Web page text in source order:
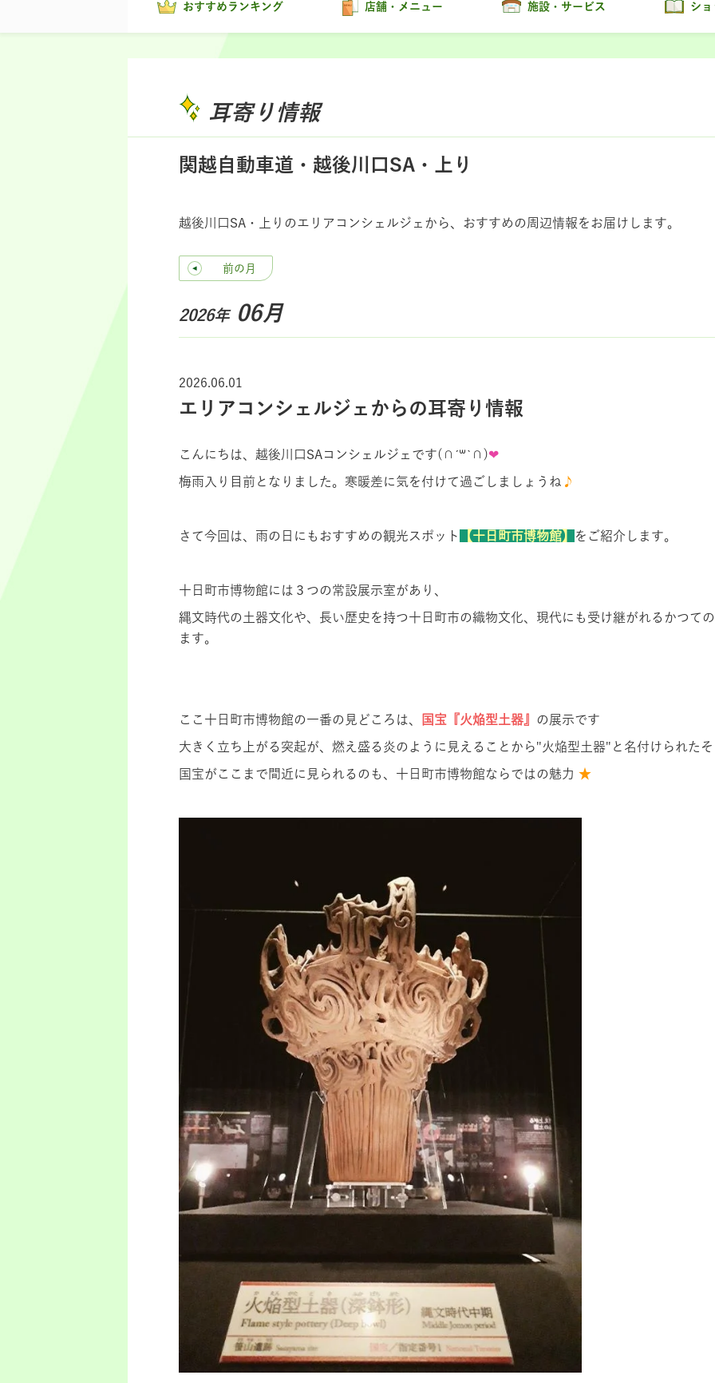
おすすめランキング 店舗・メニュー 施設・サービス シ
耳寄り情報
関越自動車道・越後川口SA・上り
越後川口SA・上りのエリアコンシェルジェから、おすすめの周辺情報をお届けします。
前の月
2026年 06月
2026.06.01
エリアコンシェルジェからの耳寄り情報
こんにちは、越後川口 SAコンシェルジェです(∩ˊ꒳ˋ∩)❤︎
梅雨入り目前となりました。寒暖差に気を付けて過ごしましょうね ♪
さて今回は、雨の日にもおすすめの観光スポット 【十日町市博物館】 をご紹介します。
十日町市博物館には３つの常設展示室があり、
縄文時代の土器文化や、長い歴史を持つ十日町市の織物文化、現代にも受け継がれるかつて
ます。
ここ十日町市博物館の一番の見どころは、 国宝『火焔型土器』 の展示です
大きく立ち上がる突起が、燃え盛る炎のように見えることから"火焔型土器"と名付けられた
国宝がここまで間近に見られるのも、十日町市博物館ならではの魅力 ★